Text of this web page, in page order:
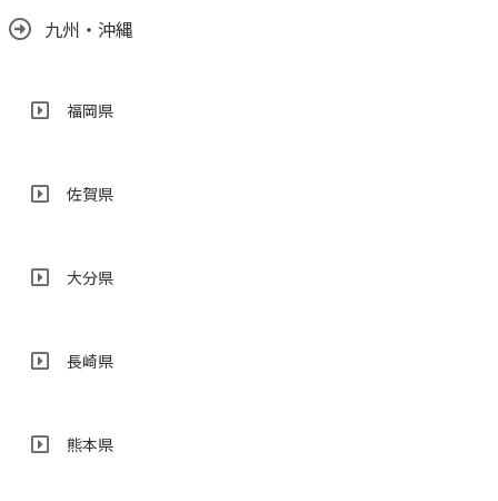
九州・沖縄
福岡県
佐賀県
大分県
長崎県
熊本県